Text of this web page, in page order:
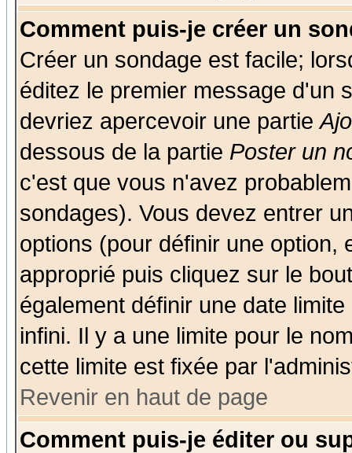
Comment puis-je créer un
Créer un sondage est facile;
éditez le premier message d'un
devriez apercevoir une partie
dessous de la partie Poster un
c'est que vous n'avez
sondages). Vous devez entrer
options (pour définir une option,
approprié puis cliquez sur le
également définir une date
infini. Il y a une limite pour le
cette limite est fixée par
Revenir en haut de page
Comment puis-je éditer ou